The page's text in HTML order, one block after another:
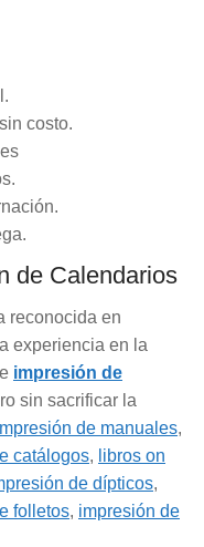
costo.
de Calendarios
reconocida en
experiencia en la
impresión de
sin sacrificar la
de manuales,
catálogos, libros on
de dípticos,
folletos, impresión de